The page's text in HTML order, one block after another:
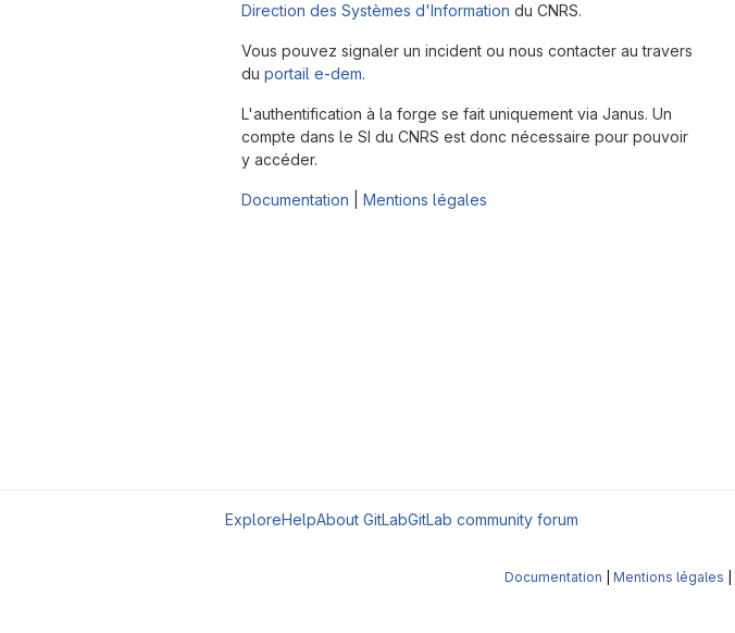
Direction des Systèmes d'Information du CNRS.
Vous pouvez signaler un incident ou nous contacter au travers
du portail e-dem.
L'authentification à la forge se fait uniquement via Janus. Un
compte dans le SI du CNRS est donc nécessaire pour pouvoir
y accéder.
Documentation Mentions légales
ExploreHelpAbout GitLabGitLab community forum
Documentation Mentions légales